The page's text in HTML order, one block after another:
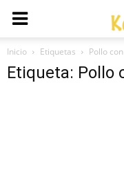
Inicio Etiquetas Pollo
Etiqueta: Pollo